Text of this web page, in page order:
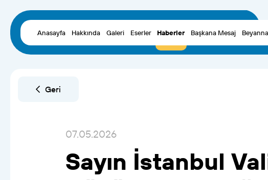
Anasayfa Hakkında Galeri Eserler Haberler Başkana Mesaj
Geri
07.05.2026
Sayın İstanbul